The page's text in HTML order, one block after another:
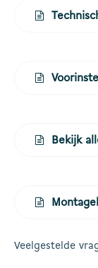
Bekijk
Veelgestelde